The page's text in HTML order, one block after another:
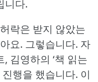
니다.
락은 받지 않았는
요. 그렇습니다. 자
김영하의 ‘책 읽는
행을 했습니다. 이